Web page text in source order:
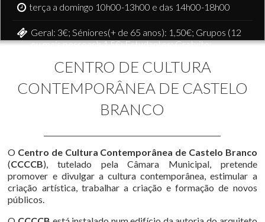
terça a domingo 10h00-13h00 e das 14h00-18h00
Geral: 3€; Séniores(+ de 65 anos): 1,50€; Grupos (12
ou mais pessoas): 1,5€; Estudantes: Gratuito;
CENTRO DE CULTURA
CONTEMPORÂNEA DE CASTELO
BRANCO
O Centro de Cultura Contemporânea de Castelo Branco
(CCCCB), tutelado pela Câmara Municipal, pretende
promover e divulgar a cultura contemporânea, estimular a
criação artística, trabalhar a criação e formação de novos
públicos.